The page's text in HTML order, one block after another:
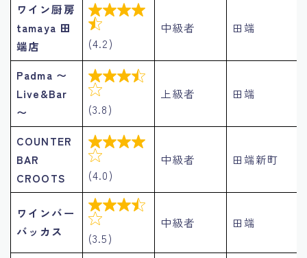
ワイン厨房
tamaya 田
端店


(4.2)
中級者 田端
Padma 〜
Live&Bar
〜


(3.8)
上級者 田端
COUNTER
BAR
CROOTS


(4.0)
中級者 田端新町
ワインバー
バッカス


(3.5)
中級者 田端